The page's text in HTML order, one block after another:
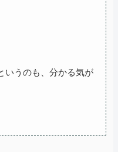
いうのも、分かる気が